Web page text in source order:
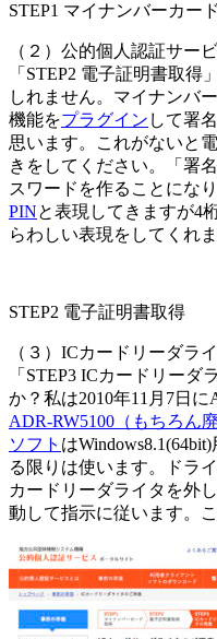
STEP1 マイナンバーカー
（２）公的個人認証サー
「STEP2 電子証明書取
しれません。マイナンバ
機能をプラグイン して署
思います。これがないと
きをしてください。「署
スワードを作ることにな
PINと表現してきますが4
らわしい表現をしてくれま
STEP2 電子証明書取得
（３）ICカードリーダラ
「STEP3 ICカードリーダ
か？私は2010年11月7日に
ADR-RW5100（もちろん廃
ソフト は
る限りは使います。ドラ
カードリーダライタを外
動して指示に従います。こ